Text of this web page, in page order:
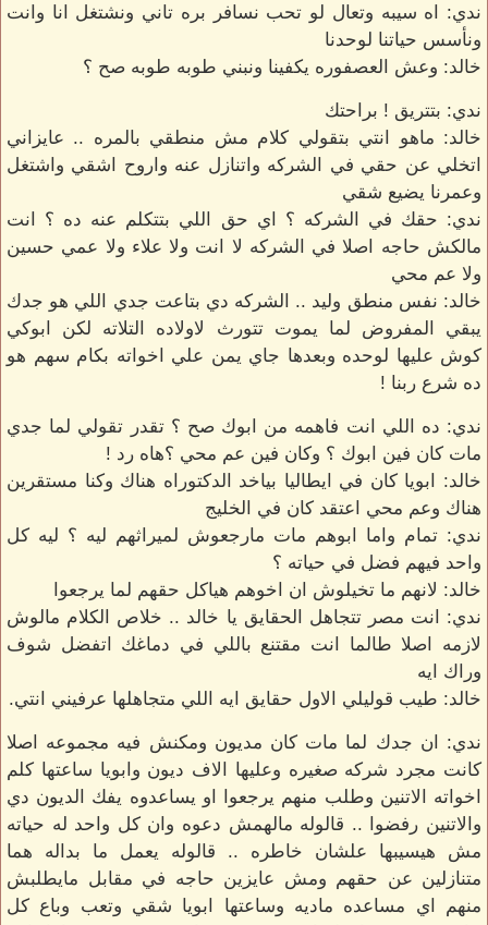
ندي: اه سيبه وتعال لو تحب نسافر بره تاني ونشتغل انا وانت
ونأسس حياتنا لوحدنا
خالد: وعش العصفوره يكفينا ونبني طوبه طوبه صح ؟
ندي: بتتريق ! براحتك
خالد: ماهو انتي بتقولي كلام مش منطقي بالمره .. عايزاني
اتخلي عن حقي في الشركه واتنازل عنه واروح اشقي واشتغل
وعمرنا يضيع شقي
ندي: حقك في الشركه ؟ اي حق اللي بتتكلم عنه ده ؟ انت
مالكش حاجه اصلا في الشركه لا انت ولا علاء ولا عمي حسين
ولا عم محي
خالد: نفس منطق وليد .. الشركه دي بتاعت جدي اللي هو جدك
يبقي المفروض لما يموت تتورث لاولاده التلاته لكن ابوكي
كوش عليها لوحده وبعدها جاي يمن علي اخواته بكام سهم هو
ده شرع ربنا !
ندي: ده اللي انت فاهمه من ابوك صح ؟ تقدر تقولي لما جدي
مات كان فين ابوك ؟ وكان فين عم محي ؟هاه رد !
خالد: ابويا كان في ايطاليا بياخد الدكتوراه هناك وكنا مستقرين
هناك وعم محي اعتقد كان في الخليج
ندي: تمام واما ابوهم مات مارجعوش لميراثهم ليه ؟ ليه كل
واحد فيهم فضل في حياته ؟
خالد: لانهم ما تخيلوش ان اخوهم هياكل حقهم لما يرجعوا
ندي: انت مصر تتجاهل الحقايق يا خالد .. خلاص الكلام مالوش
لازمه اصلا طالما انت مقتنع باللي في دماغك اتفضل شوف
وراك ايه
خالد: طيب قوليلي الاول حقايق ايه اللي متجاهلها عرفيني انتي.
ندي: ان جدك لما مات كان مديون ومكنش فيه مجموعه اصلا
كانت مجرد شركه صغيره وعليها الاف ديون وابويا ساعتها كلم
اخواته الاتنين وطلب منهم يرجعوا او يساعدوه يفك الديون دي
والاتنين رفضوا .. قالوله مالهمش دعوه وان كل واحد له حياته
مش هيسيبها علشان خاطره .. قالوله يعمل ما بداله هما
متنازلين عن حقهم ومش عايزين حاجه في مقابل مايطلبش
منهم اي مساعده ماديه وساعتها ابويا شقي وتعب وباع كل